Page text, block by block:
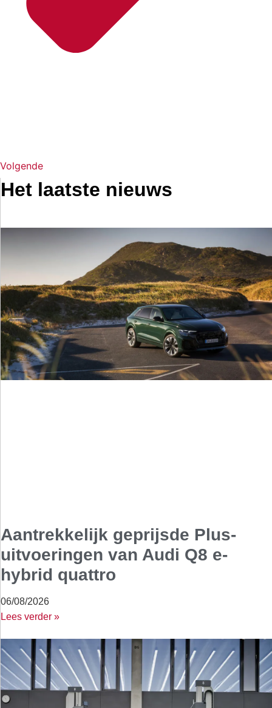
Volgende
Het laatste nieuws
Aantrekkelijk geprijsde Plus-
uitvoeringen van Audi Q8 e-
hybrid quattro
06/08/2026
Lees verder »